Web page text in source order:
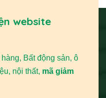
website
Bất động sản, ô
nội thất, mã giảm